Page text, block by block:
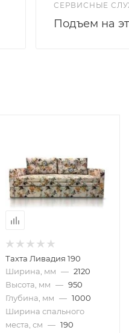
СЕРВИСНЫЕ
Подъем на
Тахта Ливадия 190
Ширина, мм — 2120
Высота, мм — 950
Глубина, мм — 1000
Ширина спального
места, см — 190